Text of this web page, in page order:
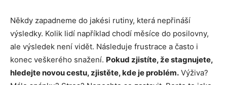
Někdy zapadneme do jakési rutiny, která nepřináší
výsledky. Kolik lidí například chodí měsíce do posilovny,
ale výsledek není vidět. Následuje frustrace a často i
konec veškerého snažení. Pokud zjistíte, že stagnujete,
hledejte novou cestu, zjistěte, kde je problém. Výživa?